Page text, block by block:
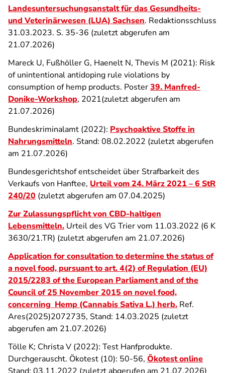
Landesuntersuchungsanstalt für das Gesundheits-
und Veterinärwesen (LUA) Sachsen. Redaktionsschluss
31.03.2023. S. 35-36 (zuletzt abgerufen am
21.07.2026)
Mareck U, Fußhöller G, Haenelt N, Thevis M (2021): Risk
of unintentional antidoping rule violations by
consumption of hemp products. Poster39. Manfred-
Donike-Workshop, 2021(zuletzt abgerufen am
21.07.2026)
Bundeskriminalamt (2022): Psychoaktive Stoffe in
Nahrungsmitteln. Stand: 08.02.2022 (zuletzt abgerufen
am 21.07.2026)
Bundesgerichtshof entscheidet über Strafbarkeit des
Verkaufs von Hanftee, Urteil vom 24. März 2021 – 6 StR
240/20 (zuletzt abgerufen am 07.04.2025)
Zur Zulassungspflicht von CBD-haltigen
Lebensmitteln. Urteil des VG Trier vom 11.03.2022 (6 K
3630/21.TR) (zuletzt abgerufen am 21.07.2026)
Application for consultation to determine the status of
a novel food, pursuant to art. 4(2) of Regulation (EU)
2015/2283 of the European Parliament and of the
Council of 25 November 2015 on novel food,
concerning Hemp (Cannabis Sativa L.) herb. Ref.
Ares(2025)2072735, Stand: 14.03.2025 (zuletzt
abgerufen am 21.07.2026)
Tölle K; Christa V (2022): Test Hanfprodukte.
Durchgerauscht. Ökotest (10): 50-56, Ökotest online